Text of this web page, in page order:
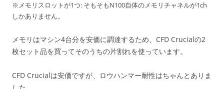
※メモリスロットが1つ: そもそもN100自体のメモリチャネルが1ch
しかありません。
メモリはマシン4台分を安価に調達するため、CFD Crucialの2
枚セット品を買ってそのうちの片割れを使っています。
CFD Crucialは安価ですが、ロウハンマー耐性はちゃんとありま